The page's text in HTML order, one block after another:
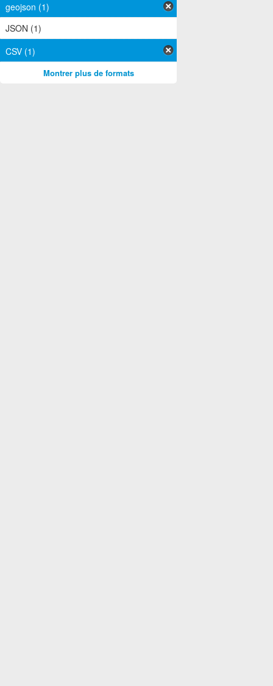
geojson (1)
JSON (1)
CSV (1)
Montrer plus de formats